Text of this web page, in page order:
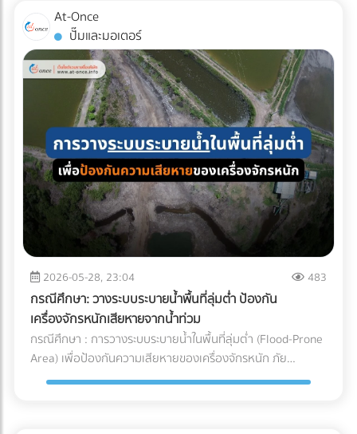
ความเสี่ยงที่คุ้มค่า: ลดอัตราของเสีย (Zero False Reject):
ป้องกันปัญหาสินค้าไม่ได้สเปก (Out of Spec) เมื่อมาถึงโรงงาน
ซึ่งหากสีหรือกลิ่นเพี้ยนไป ฝ่าย QA/QC จะต้องตีกลับสินค้าทั้ง
แบตช์ ทำให้เสียทั้งเงินและเวลา ความเสถียรของผลิตภัณฑ์
(Product Consistency): การใช้วัตถุดิบที่คุณภาพคงที่ ช่วยให้
โรงงานควบคุมมาตรฐานของสินค้าสำเร็จรูป (End-product) ได้
ง่ายขึ้น ไม่ว่าจะเป็นเครื่องดื่มบรรจุขวด หรือเบเกอรี่ สีและรสชาติ
จะเหมือนเดิมทุกรอบการผลิต ยืดอายุการจัดเก็บ (Extended
Shelf Life): มัทฉะที่ถูกควบคุมอุณหภูมิมาอย่างดีตั้งแต่ต้นทาง
จะมีอายุการจัดเก็บในคลังสินค้าของโรงงานได้นานขึ้น ช่วยให้ฝ่าย
จัดซื้อบริหารจัดการรอบการสั่งซื้อ (Lead Time) ได้อย่างยืดหยุ่น
บทสรุป คุณภาพของเครื่องดื่มหรืออาหารรสมัทฉะ ไม่ได้เริ่มต้นที่
สายพานการผลิตในโรงงาน แต่เริ่มต้นตั้งแต่การเลือกใช้วัตถุดิบ
และการบริหารจัดการ Supply Chain สำหรับองค์กรและโรงงานผู้
ผลิต การทำความเข้าใจระบบ Cold Chain Logistics และการ
เลือกพาร์ทเนอร์ผู้นำเข้าที่มีมาตรฐานการควบคุมอุณหภูมิที่
รัดกุมและสามารถตรวจสอบย้อนกลับได้ (Traceability) จึงเป็น
กลยุทธ์สำคัญที่จะช่วยปกป้องคุณภาพของสินค้า รักษากำไร และ
สร้างความไว้วางใจให้กับผู้บริโภคได้อย่างยั่งยืน
เหมาคันสำหรับทริปต่อไปอยู่หรือเปล่า? เปรียบเทียบราคาและ
ค้นหาบริษัทให้ เช่ารถบัสนิติบุคคล ที่เชื่อถือได้ ออกใบกำกับภาษี
ได้ 100% บนแพลตฟอร์ม At-Once ได้เลย
มาใช้ระบบรถลำเลียงอัตโนมัติ (AGV) การนำรถลำเลียงสินค้า
อัตโนมัติ (AGV) เข้ามาใช้วิ่งส่งของในคลังสินค้าช่วยลดแรงงาน
ได้มหาศาล แต่เนื่องจากหุ่นยนต์ประเภทนี้มีการเคลื่อนที่ตลอด
เวลา การเตรียมพื้นที่จึงต้องรัดกุมเป็นพิเศษ: เคลียร์สิ่งกีดขวาง
และทำพื้นผิวให้เรียบ: ระบบนำทาง AGV ไม่ว่าจะเป็นแบบแถบแม่
เหล็กหรือระบบนำทางด้วยเลเซอร์ (LiDAR) จะทำงานได้ดีที่สุดบน
พื้นผิวที่เรียบ ไม่มีหลุมบ่อ และไม่มีเศษขยะบดบังเซนเซอร์ที่ตัวรถ
กำหนดทางวิ่งและจัดระเบียบ Traffic: ต้องระบุเส้นทางการวิ่งของ
AGV ให้ชัดเจน โดยเว้นระยะห่างจากทางเดินของมนุษย์
(Pedestrian Walkway) อย่างน้อย 0.5 เมตรตามมาตรฐาน และ
ต้องมีป้ายเตือนในจุดตัดหรือทางแยกที่หุ่นยนต์ต้องวิ่งผ่าน จัด
พื้นที่สถานีชาร์จไฟอัตโนมัติ (Charging Zone): รถ AGV ยุคใหม่
จะวิ่งกลับไปชาร์จแบตเตอรี่เองเมื่อแบตใกล้หมด พื้นที่นี้ต้องมีการ
ระบายอากาศที่ดีเนื่องจากมีความร้อนสูง และต้องติดตั้งระบบตัด
ไฟฉุกเฉิน ตรวจสอบระบบเซนเซอร์กันชน (Safety Laser
Scanner): ก่อนปล่อยรถวิ่งจริง ต้องทดสอบระบบตรวจจับสิ่ง
กีดขวางของรถ AGV ว่าสามารถเบรกหรือชะลอความเร็วได้ทัน
ท่วงทีเมื่อมีพนักงานเดินตัดหน้าตาม มาตรฐานความปลอดภัย
AGV ISO 3691-4 กำลังมองหาผู้เชี่ยวชาญด้านระบบ AGV หรือ
อยากเปลี่ยนคลังสินค้าเป็น Smart Warehouse? ค้นหาและ
At-Once
ปั๊มและมอเตอร์
2026-05-28, 23:04 483
กรณีศึกษา: วางระบบระบายน้ำพื้นที่ลุ่มต่ำ ป้องกัน
เครื่องจักรหนักเสียหายจากน้ำท่วม
กรณีศึกษา : การวางระบบระบายน้ำในพื้นที่ลุ่มต่ำ (Flood-Prone
Area) เพื่อป้องกันความเสียหายของเครื่องจักรหนัก ภัย
ธรรมชาติและฝนตกหนัก เป็นฝันร้ายของผู้รับเหมาและเจ้าของ